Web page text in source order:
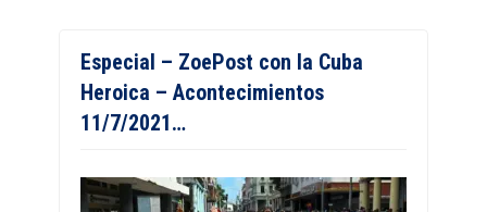
Especial – ZoePost con la Cuba
Heroica – Acontecimientos
11/7/2021…